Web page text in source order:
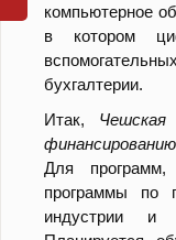
компьютерное
в котором
бухгалтерии.
Итак,
Для программ,
программы по
индустрии и